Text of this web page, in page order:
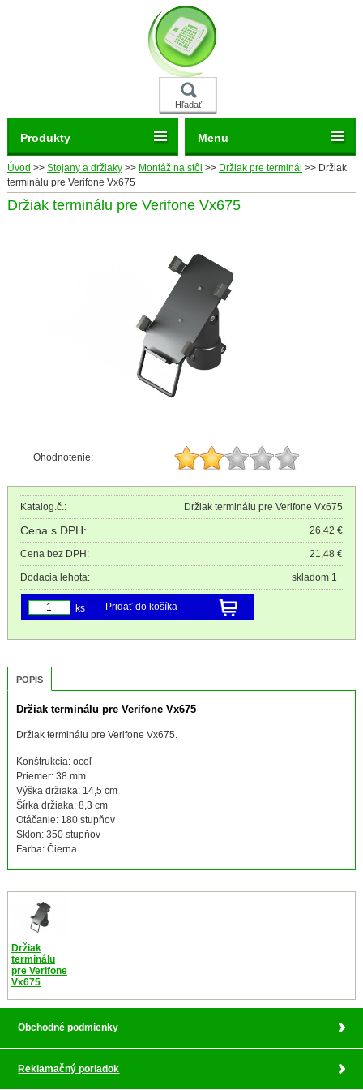
Hľadať
Úvod >> Stojany a držiaky >> Montáž na stôl >> Držiak pre terminál >> Držiak
terminálu pre Verifone Vx675
Držiak terminálu pre Verifone Vx675
Ohodnotenie:
Katalog.č.: Držiak terminálu pre Verifone Vx675
Cena s DPH: 26,42 €
Cena bez DPH: 21,48 €
Dodacia lehota: skladom 1+
Pridať do košíka
ks
POPIS
Držiak terminálu pre Verifone Vx675
Držiak terminálu pre Verifone Vx675.
Konštrukcia: oceľ
Priemer: 38 mm
Výška držiaka: 14,5 cm
Šírka držiaka: 8,3 cm
Otáčanie: 180 stupňov
Sklon: 350 stupňov
Farba: Čierna
Držiak
terminálu
pre Verifone
Vx675
Produkty
Obchodné podmienky
Reklamačný poriadok
Menu